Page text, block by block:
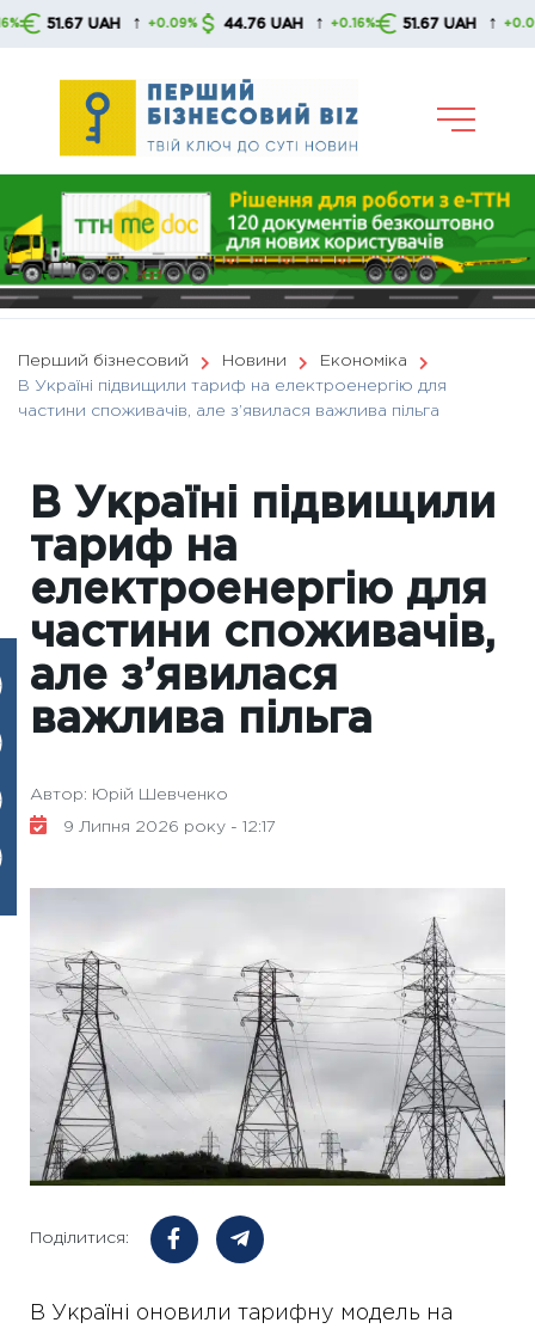
Skip
51.67 UAH ↑ +0.09% 44.76 UAH ↑ +0.16% 51.67 UAH ↑ +0.09%
Перший бізнесовий Новини
Економіка
В Україні підвищили тариф на електроенергію для
частини споживачів, але з’явилася важлива пільга
В Україні підвищили
тариф на
електроенергію для
частини споживачів,
але з’явилася
важлива пільга
Автор: Юрій Шевченко
9 Липня 2026 року - 12:17
Поділитися:
В Україні оновили тарифну модель на